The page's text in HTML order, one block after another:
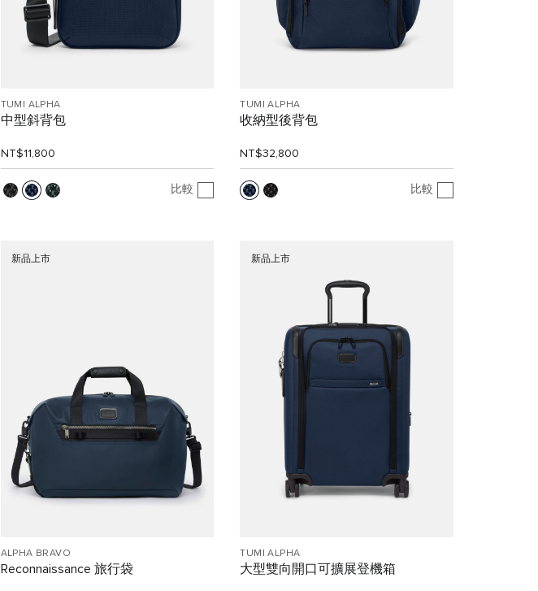
TUMI ALPHA
中型斜背包
NT$11,800
比較
TUMI ALPHA
收納型後背包
NT$32,800
比較
新品上市
ALPHA BRAVO
Reconnaissance 旅行袋
新品上市
TUMI ALPHA
大型雙向開口可擴展登機箱